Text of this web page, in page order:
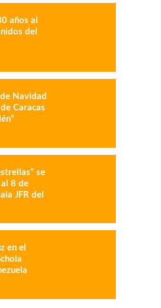
años al
del
Navidad
Caracas
se
8 de
JFR del
en el